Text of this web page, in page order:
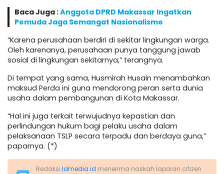
Baca Juga :Anggota DPRD Makassar Ingatkan
Pemuda Jaga Semangat Nasionalisme
“Karena perusahaan berdiri di sekitar lingkungan warga.
Oleh karenanya, perusahaan punya tanggung jawab
sosial di lingkungan sekitarnya,” terangnya.
Di tempat yang sama, Husmirah Husain menambahkan
maksud Perda ini guna mendorong peran serta dunia
usaha dalam pembangunan di Kota Makassar.
“Hal ini juga terkait terwujudnya kepastian dan
perlindungan hukum bagi pelaku usaha dalam
pelaksanaan TSLP secara terpadu dan berdaya guna,”
paparnya. (*)
Redaksi Idmedia.id menerima naskah laporan citizen